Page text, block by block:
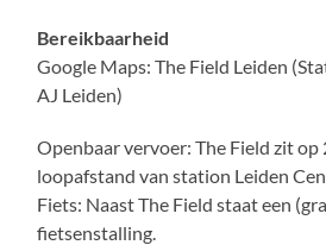
Bereikbaarheid
Google Maps: The Field Leiden
AJ Leiden)
Openbaar vervoer: The Field zit op
loopafstand van station Leiden
Fiets: Naast The Field staat een
fietsenstalling.